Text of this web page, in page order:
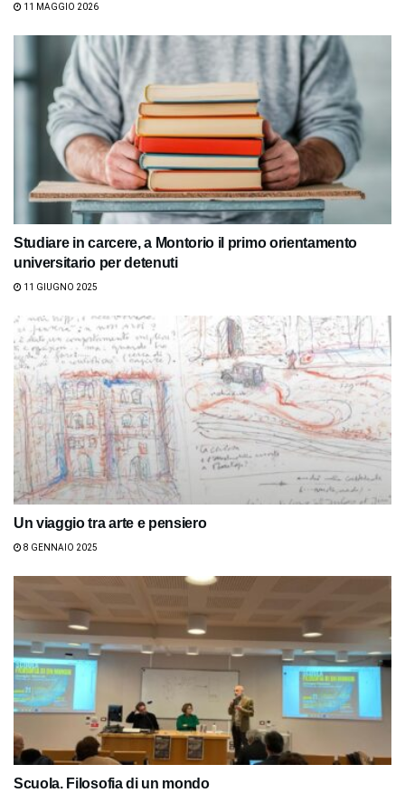
11 MAGGIO 2026
Studiare in carcere, a Montorio il primo orientamento
universitario per detenuti
11 GIUGNO 2025
Un viaggio tra arte e pensiero
8 GENNAIO 2025
Scuola. Filosofia di un mondo